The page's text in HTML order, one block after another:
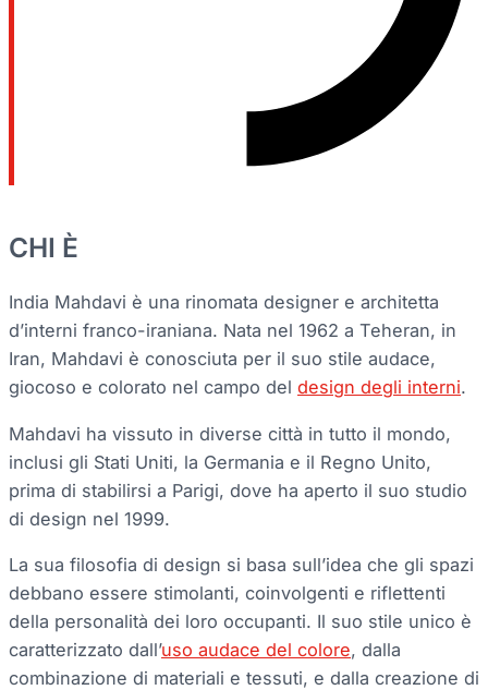
CHI È
India Mahdavi è una rinomata designer e architetta
d’interni franco-iraniana. Nata nel 1962 a Teheran, in
Iran, Mahdavi è conosciuta per il suo stile audace,
giocoso e colorato nel campo del design degli interni.
Mahdavi ha vissuto in diverse città in tutto il mondo,
inclusi gli Stati Uniti, la Germania e il Regno Unito,
prima di stabilirsi a Parigi, dove ha aperto il suo studio
di design nel 1999.
La sua filosofia di design si basa sull’idea che gli spazi
debbano essere stimolanti, coinvolgenti e riflettenti
della personalità dei loro occupanti. Il suo stile unico è
caratterizzato dall’uso audace del colore, dalla
combinazione di materiali e tessuti, e dalla creazione di